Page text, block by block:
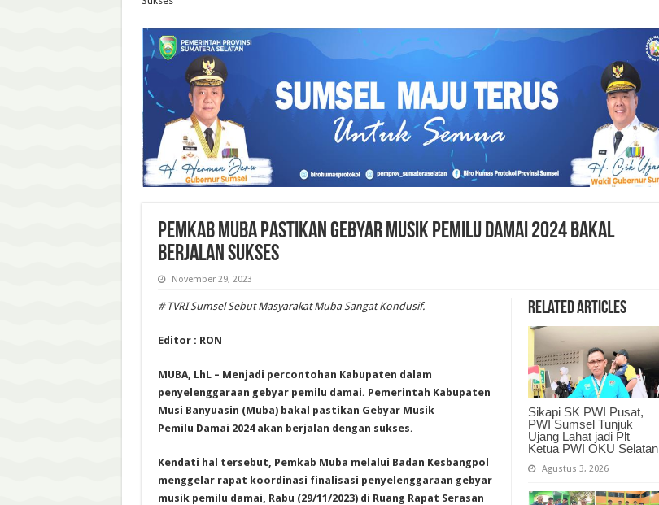
Pemkab Muba Pastikan Gebyar Musik Pemilu Damai 2024 Bakal
Berjalan Sukses
November 29, 2023
Related Articles
Sikapi SK PWI Pusat,
PWI Sumsel Tunjuk
Ujang Lahat jadi Plt
Ketua PWI OKU Selatan
Agustus 3, 2026
# TVRI Sumsel Sebut Masyarakat Muba Sangat Kondusif.
Editor : RON
MUBA, LhL – Menjadi percontohan Kabupaten dalam
penyelenggaraan gebyar pemilu damai. Pemerintah Kabupaten
Musi Banyuasin (Muba) bakal pastikan Gebyar Musik
Pemilu Damai 2024 akan berjalan dengan sukses.
Kendati hal tersebut, Pemkab Muba melalui Badan Kesbangpol
menggelar rapat koordinasi finalisasi penyelenggaraan gebyar
musik pemilu damai, Rabu (29/11/2023) di Ruang Rapat Serasan